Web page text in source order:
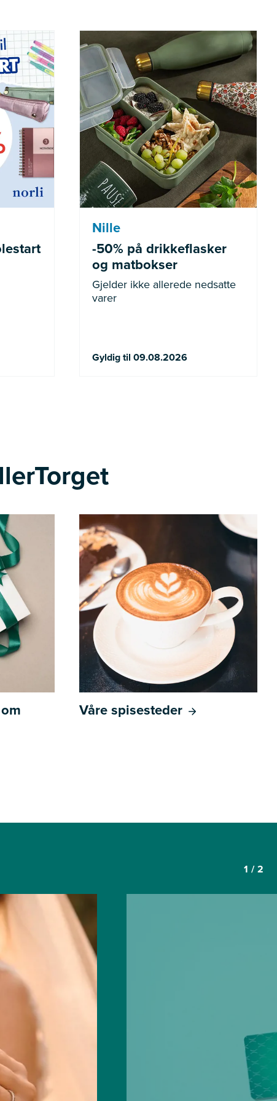
varer
Nille
-50% på drikkeflasker
og matbokser
Gjelder ikke allerede nedsatte
varer
Gyldig til 09.08.2026
Gjelder ikke allerede nedsatte
varer
Våre spisesteder
1 /2